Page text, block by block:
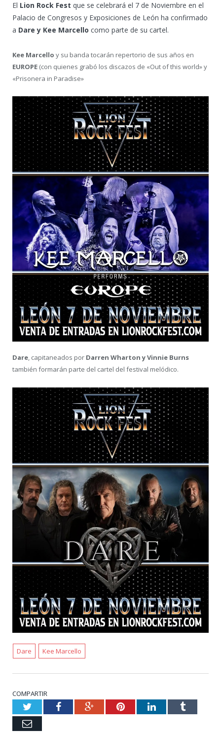
El Lion Rock Fest que se celebrará el 7 de Noviembre en el
Palacio de Congresos y Exposiciones de León ha confirmado
a Dare y Kee Marcello como parte de su cartel.
Kee Marcello y su banda tocarán repertorio de sus años en
EUROPE (con quienes grabó los discazos de «Out of this world» y
«Prisonera in Paradise»
Dare, capitaneados por Darren Wharton y Vinnie Burns
también formarán parte del cartel del festival melódico.
Dare Kee Marcello
COMPARTIR
TwitterFacebookGoogle+PinterestLinkedInTumblr
Email